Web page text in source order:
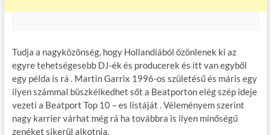
Tudja a nagyközönség, hogy Hollandiából özönlenek ki az
egyre tehetségesebb DJ-ék és producerek és itt van egyből
egy példa is rá . Martin Garrix 1996-os születésű és máris egy
ilyen számmal büszkélkedhet sőt a Beatporton elég szép ideje
vezeti a Beatport Top 10 – es listáját . Véleményem szerint
nagy karrier várhat még rá ha továbbra is ilyen minőségű
zenéket sikerül alkotnia.